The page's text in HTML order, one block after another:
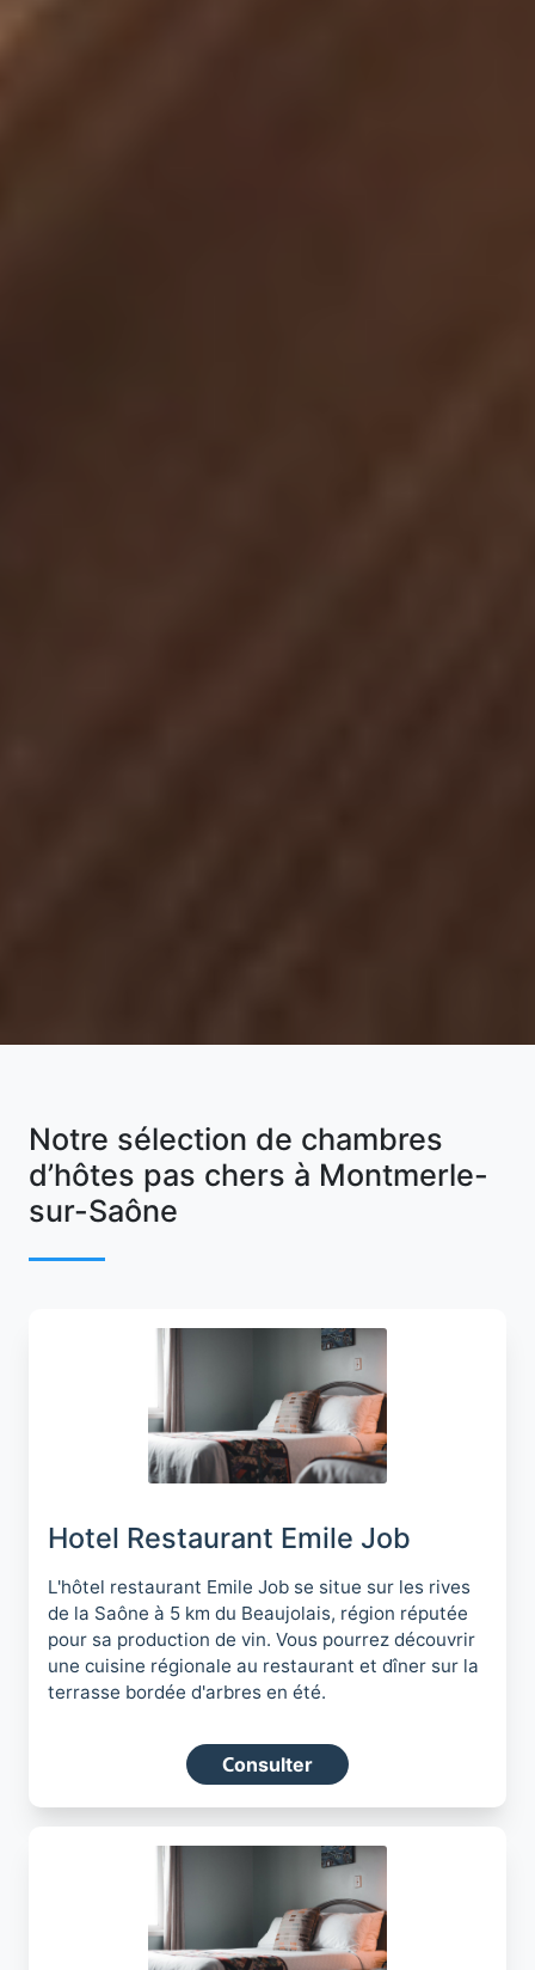
Notre sélection de chambres
d’hôtes pas chers à Montmerle-
sur-Saône
Hotel Restaurant Emile Job
L'hôtel restaurant Emile Job se situe sur les rives
de la Saône à 5 km du Beaujolais, région réputée
pour sa production de vin. Vous pourrez découvrir
une cuisine régionale au restaurant et dîner sur la
terrasse bordée d'arbres en été.
Consulter